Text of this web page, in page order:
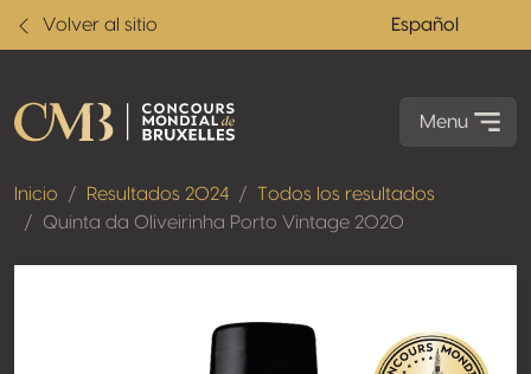
Volver al sitio Español
Menu
Inicio Resultados 2024
Todos los resultados
Quinta da Oliveirinha Porto Vintage 2020